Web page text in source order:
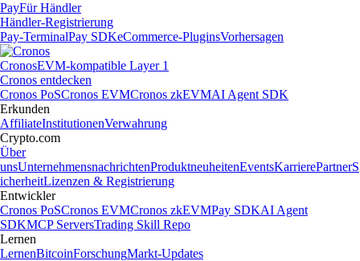
PayFür Händler
Händler-Registrierung
Pay-TerminalPay SDKeCommerce-PluginsVorhersagen
CronosEVM-kompatible Layer 1
Cronos entdecken
Cronos PoSCronos EVMCronos zkEVMAI Agent SDK
Erkunden
AffiliateInstitutionenVerwahrung
Crypto.com
Über
unsUnternehmensnachrichtenProduktneuheitenEventsKarrierePartnerS
icherheitLizenzen & Registrierung
Entwickler
Cronos PoSCronos EVMCronos zkEVMPay SDKAI Agent
SDKMCP ServersTrading Skill Repo
Lernen
LernenBitcoinForschungMarkt-Updates